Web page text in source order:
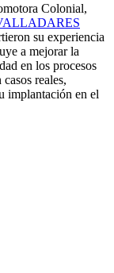
Colonial,
su experiencia
a mejorar la
en los procesos
reales,
implantación en el